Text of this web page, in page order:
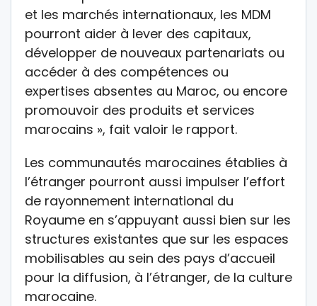
et les marchés internationaux, les MDM
pourront aider à lever des capitaux,
développer de nouveaux partenariats ou
accéder à des compétences ou
expertises absentes au Maroc, ou encore
promouvoir des produits et services
marocains », fait valoir le rapport.
Les communautés marocaines établies à
l’étranger pourront aussi impulser l’effort
de rayonnement international du
Royaume en s’appuyant aussi bien sur les
structures existantes que sur les espaces
mobilisables au sein des pays d’accueil
pour la diffusion, à l’étranger, de la culture
marocaine.